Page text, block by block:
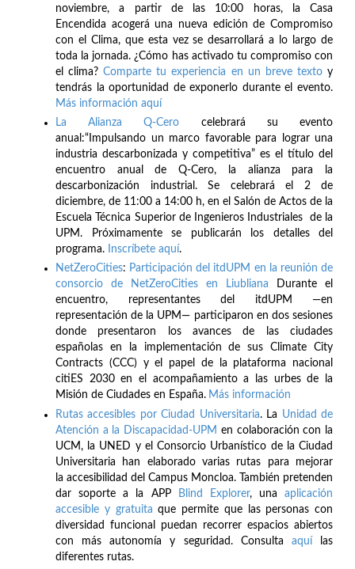
noviembre, a partir de las 10:00 horas, la Casa
Encendida acogerá una nueva edición de Compromiso
con el Clima, que esta vez se desarrollará a lo largo de
toda la jornada. ¿Cómo has activado tu compromiso con
el clima?Comparte tu experiencia en un breve textoy
tendrás la oportunidad de exponerlo durante el evento.
Más información aquí
La Alianza Q-Cero celebrará su evento
anual:“Impulsando un marco favorable para lograr una
industria descarbonizada y competitiva” es el título del
encuentro anual de Q-Cero, la alianza para la
descarbonización industrial. Se celebrará el 2 de
diciembre, de 11:00 a 14:00 h, en el Salón de Actos de la
Escuela Técnica Superior de Ingenieros Industriales de la
UPM. Próximamente se publicarán los detalles del
programa.
Inscríbete aquí.
NetZeroCities: Participación del itdUPM en la reunión de
consorcio de NetZeroCities en Liubliana Durante el
encuentro, representantes del itdUPM —en
representación de la UPM— participaron en dos sesiones
donde presentaron los avances de las ciudades
españolas en la implementación de sus Climate City
Contracts (CCC) y el papel de la plataforma nacional
citiES 2030 en el acompañamiento a las urbes de la
Misión de Ciudades en España. Más información
Rutas accesibles por Ciudad Universitaria. La Unidad de
Atención a la Discapacidad-UPM en colaboración con la
UCM, la UNED y el Consorcio Urbanístico de la Ciudad
Universitaria han elaborado varias rutas para mejorar
la accesibilidad del Campus Moncloa. También pretenden
dar soporte a la APP
Blind Explorer, una aplicación
accesible y gratuita que permite que las personas con
diversidad funcional puedan recorrer espacios abiertos
con más autonomía y seguridad. Consulta aquílas
diferentes rutas.